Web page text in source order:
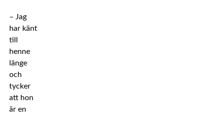
– Jag
har känt
till
henne
länge
och
tycker
att hon
är en